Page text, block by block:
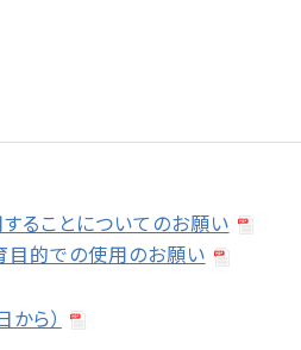
ることについてのお願い
的での使用のお願い
ら）